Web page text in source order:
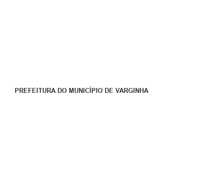
PREFEITURA DO MUNICÍPIO DE VARGINHA